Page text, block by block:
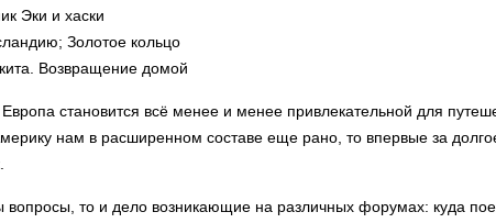
Эки и хаски
Золотое кольцо
Возвращение домой
Европа становится всё менее и менее привлекательной для
нам в расширенном составе еще рано, то впервые за
то и дело возникающие на различных форумах: куда